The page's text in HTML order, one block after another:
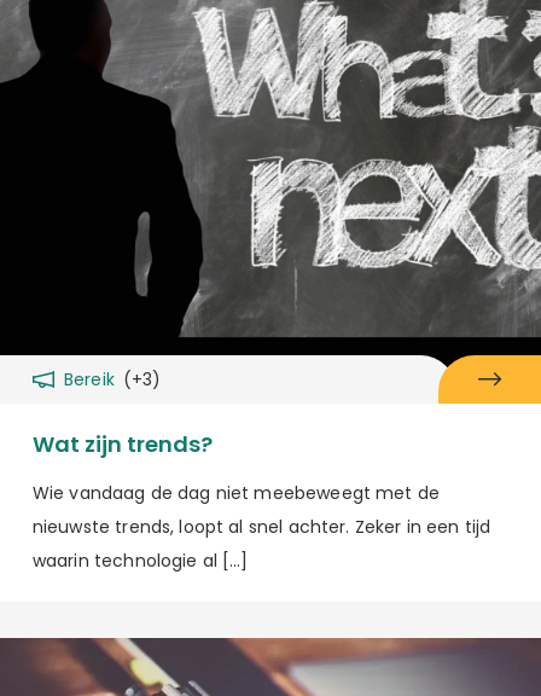
Bereik (+3)
Wat zijn trends?
Wie vandaag de dag niet meebeweegt met de
nieuwste trends, loopt al snel achter. Zeker in een tijd
waarin technologie al […]